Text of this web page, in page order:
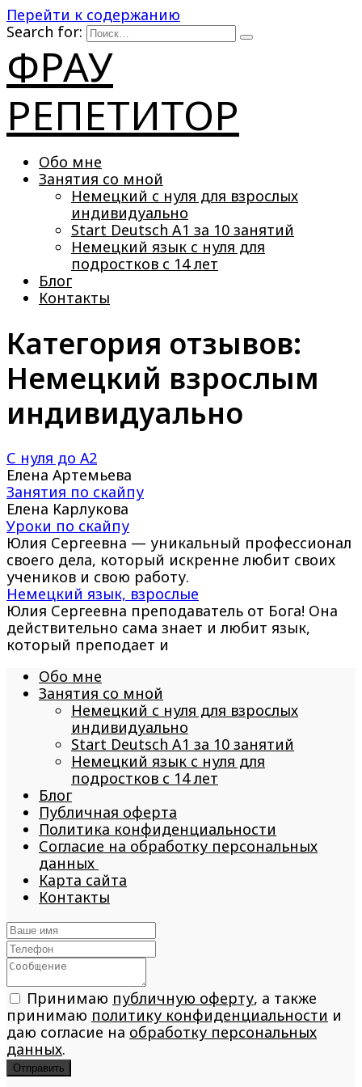
Перейти к содержанию
Search for:
ФРАУ
РЕПЕТИТОР
Обо мне
Занятия со мной
Немецкий с нуля для взрослых
индивидуально
Start Deutsch A1 за 10 занятий
Немецкий язык с нуля для
подростков с 14 лет
Блог
Контакты
Категория отзывов:
Немецкий взрослым
индивидуально
С нуля до А2
Елена Артемьева
Занятия по скайпу
Елена Карлукова
Уроки по скайпу
Юлия Сергеевна — уникальный профессионал
своего дела, который искренне любит своих
учеников и свою работу.
Немецкий язык, взрослые
Юлия Сергеевна преподаватель от Бога! Она
действительно сама знает и любит язык,
который преподает и
Обо мне
Занятия со мной
Немецкий с нуля для взрослых
индивидуально
Start Deutsch A1 за 10 занятий
Немецкий язык с нуля для
подростков с 14 лет
Блог
Публичная оферта
Политика конфиденциальности
Согласие на обработку персональных
данных
Карта сайта
Контакты
Принимаю публичную оферту, а также
принимаю политику конфиденциальности и
даю согласие на обработку персональных
данных.
Отправить